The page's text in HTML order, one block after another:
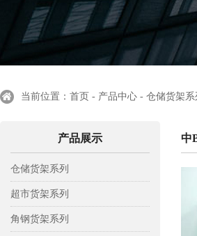
当前位置：首页 - 产品中心 - 仓储货架系
产品展示
仓储货架系列
轻型仓储货架
中A型仓储货架
超市货架系列
背网超市货架
角钢货架系列
中